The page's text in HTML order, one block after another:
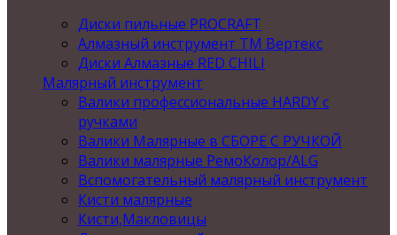
Диски пильные PROCRAFT
Алмазный инструмент ТМ Вертекс
Диски Алмазные RED CHILI
Малярный инструмент
Валики профессиональные HARDY с
ручками
Валики Малярные в СБОРЕ С РУЧКОЙ
Валики малярные РемоКолор/ALG
Вспомогательный малярный инструмент
Кисти малярные
Кисти,Макловицы